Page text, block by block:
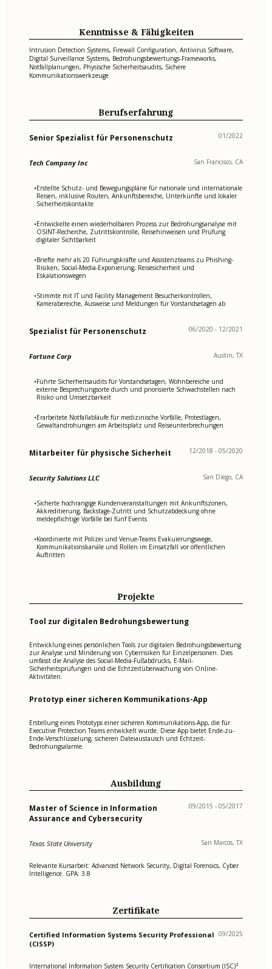
Kenntnisse & Fähigkeiten
Intrusion Detection Systems, Firewall Configuration, Antivirus Software,
Digital Surveillance Systems, Bedrohungsbewertungs-Frameworks,
Notfallplanungen, Physische Sicherheitsaudits, Sichere
Kommunikationswerkzeuge
Berufserfahrung
Senior Spezialist für Personenschutz 01/2022
Tech Company Inc San Francisco, CA
•Erstellte Schutz- und Bewegungspläne für nationale und internationale
Reisen, inklusive Routen, Ankunftsbereiche, Unterkünfte und lokaler
Sicherheitskontakte
•Entwickelte einen wiederholbaren Prozess zur Bedrohungsanalyse mit
OSINT-Recherche, Zutrittskontrolle, Reisehinweisen und Prüfung
digitaler Sichtbarkeit
•Briefte mehr als 20 Führungskräfte und Assistenzteams zu Phishing-
Risiken, Social-Media-Exponierung, Reisesicherheit und
Eskalationswegen
•Stimmte mit IT und Facility Management Besucherkontrollen,
Kamerabereiche, Ausweise und Meldungen für Vorstandsetagen ab
Spezialist für Personenschutz 06/2020 - 12/2021
Fortune Corp Austin, TX
•Führte Sicherheitsaudits für Vorstandsetagen, Wohnbereiche und
externe Besprechungsorte durch und priorisierte Schwachstellen nach
Risiko und Umsetzbarkeit
•Erarbeitete Notfallabläufe für medizinische Vorfälle, Protestlagen,
Gewaltandrohungen am Arbeitsplatz und Reiseunterbrechungen
Mitarbeiter für physische Sicherheit 12/2018 - 05/2020
Security Solutions LLC San Diego, CA
•Sicherte hochrangige Kundenveranstaltungen mit Ankunftszonen,
Akkreditierung, Backstage-Zutritt und Schutzabdeckung ohne
meldepflichtige Vorfälle bei fünf Events
•Koordinierte mit Polizei und Venue-Teams Evakuierungswege,
Kommunikationskanäle und Rollen im Einsatzfall vor öffentlichen
Auftritten
Projekte
Tool zur digitalen Bedrohungsbewertung
Entwicklung eines persönlichen Tools zur digitalen Bedrohungsbewertung
zur Analyse und Minderung von Cyberrisiken für Einzelpersonen. Dies
umfasst die Analyse des Social-Media-Fußabdrucks, E-Mail-
Sicherheitsprüfungen und die Echtzeitüberwachung von Online-
Aktivitäten.
Prototyp einer sicheren Kommunikations-App
Erstellung eines Prototyps einer sicheren Kommunikations-App, die für
Executive Protection Teams entwickelt wurde. Diese App bietet Ende-zu-
Ende-Verschlüsselung, sicheren Dateiaustausch und Echtzeit-
Bedrohungsalarme.
Ausbildung
Master of Science in Information
Assurance and Cybersecurity
09/2015 - 05/2017
Texas State University San Marcos, TX
Relevante Kursarbeit: Advanced Network Security, Digital Forensics, Cyber
Intelligence. GPA: 3.8
Zertifikate
Certified Information Systems Security Professional
(CISSP)
09/2025
International Information System Security Certification Consortium (ISC)²